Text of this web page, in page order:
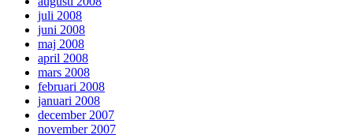
juli 2008
juni 2008
maj 2008
april 2008
mars 2008
februari 2008
januari 2008
december 2007
november 2007